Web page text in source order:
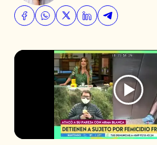
Programas
Club De La Comedia
Contigo en Directo
Plan Perfecto